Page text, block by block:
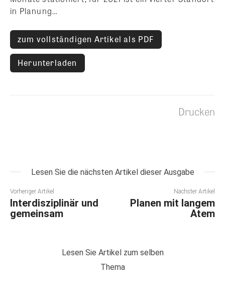
in Planung…
zum vollständigen Artikel als PDF
Herunterladen
Drucken
Lesen Sie die nächsten Artikel dieser Ausgabe
Vorheriger Artikel
Interdisziplinär und
gemeinsam
Nächster Artikel
Planen mit langem
Atem
Lesen Sie Artikel zum selben
Thema